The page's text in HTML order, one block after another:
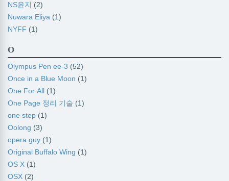
NS윤지 (2)
Nuwara Eliya (1)
NYFF (1)
O
Olympus Pen ee-3 (52)
Once in a Blue Moon (1)
One For All (1)
One Page 정리 기술 (1)
one step (1)
Oolong (3)
opera guy (1)
Original Buffalo Wing (1)
OS X (1)
OSX (2)